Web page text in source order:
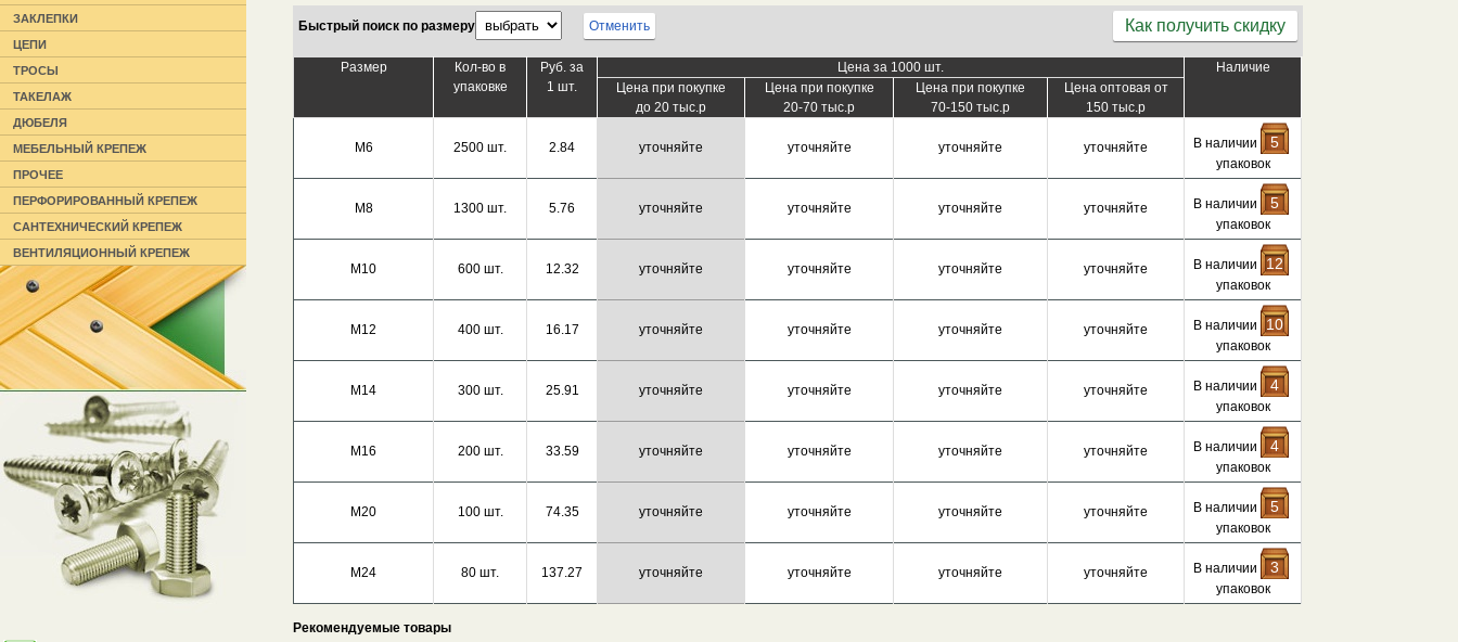
Быстрый поиск по размеру Отменить Как получить скидку
Размер
Кол-во в
упаковке
Руб. за
1 шт.
Цена за 1000 шт.
Наличие
Цена при покупке
до 20 тыс.р
Цена при покупке
20-70 тыс.р
Цена при покупке
70-150 тыс.р
Цена оптовая от
150 тыс.р
М6 2500 шт. 2.84 уточняйте уточняйте уточняйте уточняйте В наличии 5
упаковок
М8 1300 шт. 5.76 уточняйте уточняйте уточняйте уточняйте В наличии 5
упаковок
М10 600 шт. 12.32 уточняйте уточняйте уточняйте уточняйте В наличии 12
упаковок
М12 400 шт. 16.17 уточняйте уточняйте уточняйте уточняйте В наличии 10
упаковок
М14 300 шт. 25.91 уточняйте уточняйте уточняйте уточняйте В наличии 4
упаковок
М16 200 шт. 33.59 уточняйте уточняйте уточняйте уточняйте В наличии 4
упаковок
М20 100 шт. 74.35 уточняйте уточняйте уточняйте уточняйте В наличии 5
упаковок
М24 80 шт. 137.27 уточняйте уточняйте уточняйте уточняйте В наличии 3
упаковок
Рекомендуемые товары
ЗАКЛЕПКИ
ЦЕПИ
ТРОСЫ
ТАКЕЛАЖ
ДЮБЕЛЯ
МЕБЕЛЬНЫЙ КРЕПЕЖ
ПРОЧЕЕ
ПЕРФОРИРОВАННЫЙ КРЕПЕЖ
САНТЕХНИЧЕСКИЙ КРЕПЕЖ
ВЕНТИЛЯЦИОННЫЙ КРЕПЕЖ